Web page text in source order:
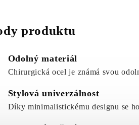
produktu
Odolný materiál
Chirurgická ocel je známá svou
Stylová univerzálnost
Díky minimalistickému designu se